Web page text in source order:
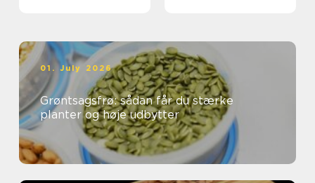
01. July 2026
Grøntsagsfrø: sådan får du stærke
planter og høje udbytter